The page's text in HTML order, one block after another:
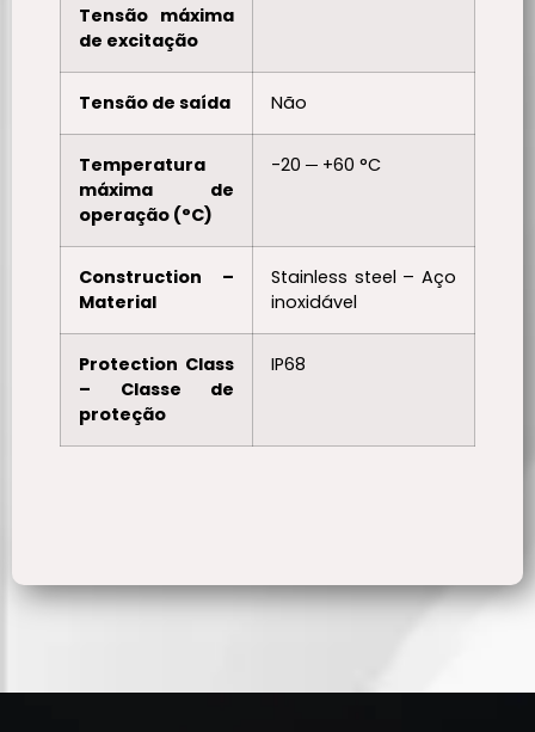
Tensão máxima
de excitação
Tensão de saída Não
Temperatura
máxima de
operação (°C)
-20 ─ +60 °C
Construction –
Material
Stainless steel – Aço
inoxidável
Protection Class
– Classe de
proteção
IP68